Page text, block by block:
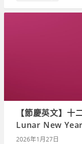
【節慶英文】十
Lunar New
2026年1月27日